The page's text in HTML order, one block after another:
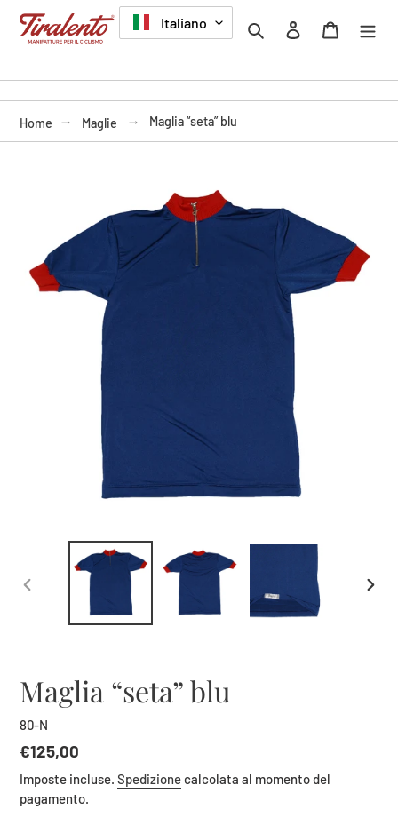
direttamente
LINGUAItaliano Cerca Accedi Carrello
Home Maglie Maglia “seta” blu
PRECEDENTE
Maglia “seta” blu
80-N
Prezzo
di
listino
€125,00
Imposte incluse. Spedizionecalcolata al momento del
pagamento.